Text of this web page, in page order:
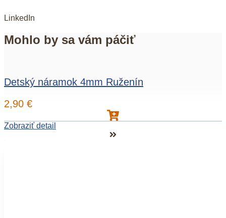
LinkedIn
Mohlo by sa vám páčiť
Detský náramok 4mm Ruženín
2,90 €
Zobraziť detail